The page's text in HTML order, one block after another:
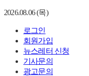
2026.08.06 (목)
로그인
회원가입
뉴스레터 신청
기사문의
광고문의